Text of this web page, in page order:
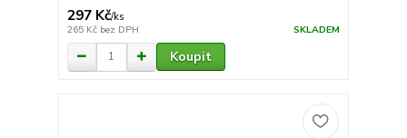
297 Kč/ks
265 Kč bez DPH SKLADEM
Koupit